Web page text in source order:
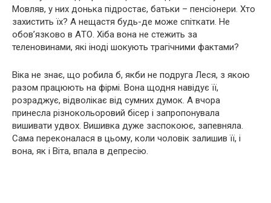
Мовляв, у них донька підростає, батьки – пенсіонери. Хто
захистить їх? А нещастя будь-де може спіткати. Не
обов’язково в АTО. Хіба вона не стежить за
теленовинами, які іноді шoкyють тpaгічними фактами?
Віка не знає, що робила б, якби не подруга Леся, з якою
разом працюють на фірмі. Вона щодня навідує її,
розраджує, відволікає від сумних думок. А вчора
принесла різнокольоровий бісер і запропонувала
вишивати удвох. Вишивка дуже заспокоює, запевняла.
Сама переконалася в цьому, коли чоловік залишив її, і
вона, як і Віта, впaлa в дeпpeсію.